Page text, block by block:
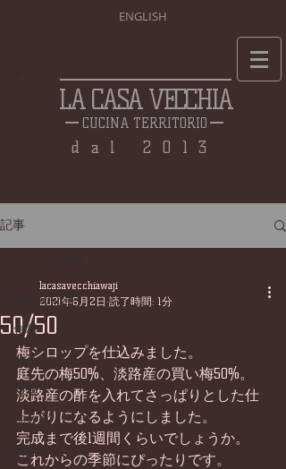
ENGLISH
LA CASA VECCHIA
CUCINA TERRITORIO
dal 2013
記事
全ての記事
食材
仕込み
料理
畑仕事
日常
50/50
lacasavecchiawaji
2021年6月2日 読了時間: 1分
梅シロップを仕込みました。
庭先の梅50%、淡路産の買い梅50%。
淡路産の酢を入れてさっぱりとした仕
上がりになるようにしました。
完成まで後1週間くらいでしょうか。
これからの季節にぴったりです。